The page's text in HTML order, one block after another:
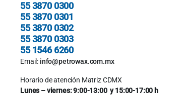
55 3870 0300
55 3870 0301
55 3870 0302
55 3870 0303
55 1546 6260
Email: info@petrowax.com.mx
Horario de atención Matriz CDMX
Lunes – viernes: 9:00-13:00 y 15:00-17:00 h